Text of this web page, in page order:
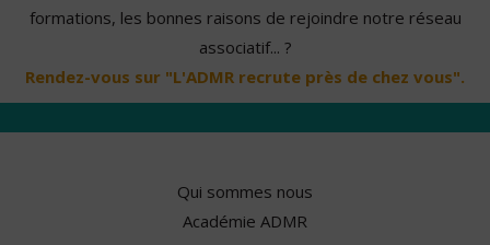
formations, les bonnes raisons de rejoindre notre réseau
associatif... ?
Rendez-vous sur "L'ADMR recrute près de chez vous".
Qui sommes nous
Académie ADMR